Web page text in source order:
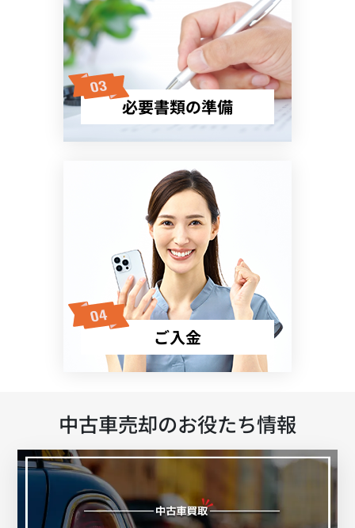
必要書類の準備
ご入金
中古車売却のお役たち情報